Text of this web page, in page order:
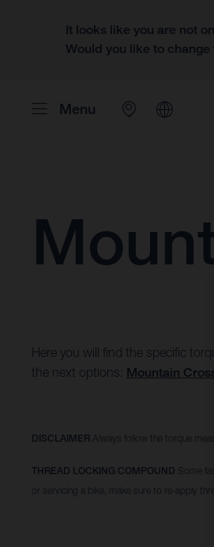
It looks like you are not
Would you like to
Menu
Here you will find the specific
the next options: Mountain
DISCLAIMER Always follow the torque
THREAD LOCKING COMPOUND Some
or servicing a bike, make sure to re-apply